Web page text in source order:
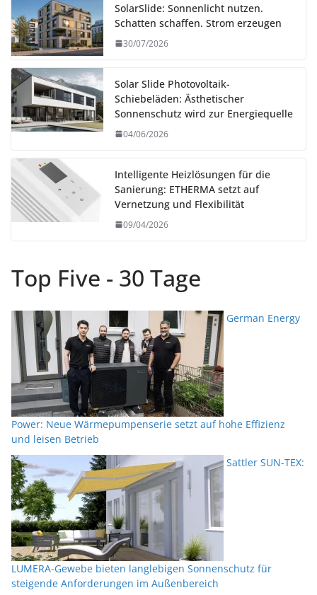
SolarSlide: Sonnenlicht nutzen.
Schatten schaffen. Strom erzeugen
30/07/2026
Solar Slide Photovoltaik-
Schiebeläden: Ästhetischer
Sonnenschutz wird zur Energiequelle
04/06/2026
Intelligente Heizlösungen für die
Sanierung: ETHERMA setzt auf
Vernetzung und Flexibilität
09/04/2026
Top Five - 30 Tage
German Energy
Power: Neue Wärmepumpenserie setzt auf hohe Effizienz
und leisen Betrieb
Sattler SUN-TEX:
LUMERA-Gewebe bieten langlebigen Sonnenschutz für
steigende Anforderungen im Außenbereich